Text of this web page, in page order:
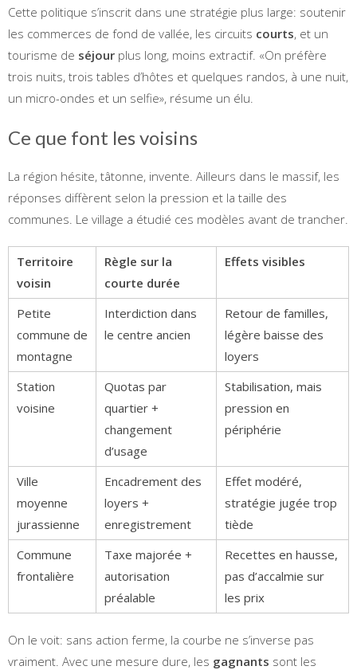
Cette politique s’inscrit dans une stratégie plus large: soutenir
les commerces de fond de vallée, les circuits courts, et un
tourisme de séjour plus long, moins extractif. «On préfère
trois nuits, trois tables d’hôtes et quelques randos, à une nuit,
un micro-ondes et un selfie», résume un élu.
Ce que font les voisins
La région hésite, tâtonne, invente. Ailleurs dans le massif, les
réponses diffèrent selon la pression et la taille des
communes. Le village a étudié ces modèles avant de trancher.
Territoire
voisin
Règle sur la
courte durée
Effets visibles
Petite
commune de
montagne
Interdiction dans
le centre ancien
Retour de familles,
légère baisse des
loyers
Station
voisine
Quotas par
quartier +
changement
d’usage
Stabilisation, mais
pression en
périphérie
Ville
moyenne
jurassienne
Encadrement des
loyers +
enregistrement
Effet modéré,
stratégie jugée trop
tiède
Commune
frontalière
Taxe majorée +
autorisation
préalable
Recettes en hausse,
pas d’accalmie sur
les prix
On le voit: sans action ferme, la courbe ne s’inverse pas
vraiment. Avec une mesure dure, les gagnants sont les